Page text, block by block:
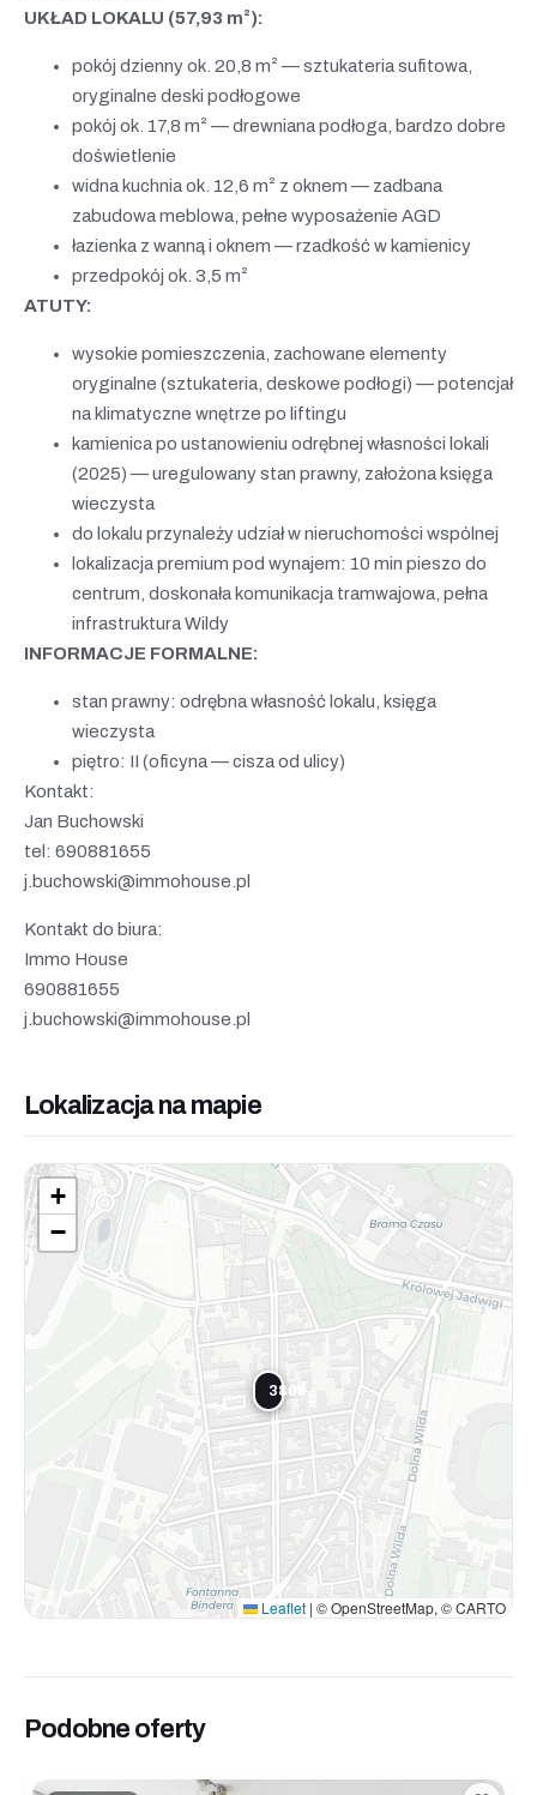
UKŁAD LOKALU (57,93 m²):
pokój dzienny ok. 20,8 m² — sztukateria sufitowa,
oryginalne deski podłogowe
pokój ok. 17,8 m² — drewniana podłoga, bardzo dobre
doświetlenie
widna kuchnia ok. 12,6 m² z oknem — zadbana
zabudowa meblowa, pełne wyposażenie AGD
łazienka z wanną i oknem — rzadkość w kamienicy
przedpokój ok. 3,5 m²
ATUTY:
wysokie pomieszczenia, zachowane elementy
oryginalne (sztukateria, deskowe podłogi) — potencjał
na klimatyczne wnętrze po liftingu
kamienica po ustanowieniu odrębnej własności lokali
(2025) — uregulowany stan prawny, założona księga
wieczysta
do lokalu przynależy udział w nieruchomości wspólnej
lokalizacja premium pod wynajem: 10 min pieszo do
centrum, doskonała komunikacja tramwajowa, pełna
infrastruktura Wildy
INFORMACJE FORMALNE:
stan prawny: odrębna własność lokalu, księga
wieczysta
piętro: II (oficyna — cisza od ulicy)
Kontakt:
Jan Buchowski
tel: 690881655
j.buchowski@immohouse.pl
Kontakt do biura:
Immo House
690881655
j.buchowski@immohouse.pl
Lokalizacja na mapie
380k
+
−
Leaflet | © OpenStreetMap, © CARTO
Podobne oferty